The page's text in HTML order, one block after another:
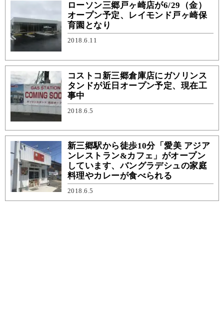
ローソン三郷戸ヶ崎店が6/29（金）
オープン予定、レイモンド戸ヶ崎保
育園となり
2018.6.11
コストコ新三郷倉庫店にガソリンス
タンドが近日オープン予定、現在工
事中
2018.6.5
新三郷駅から徒歩10分「愛美 アジア
ンレストラン&カフェ」がオープン
しています、バングラデシュの家庭
料理やカレーが食べられる
2018.6.5